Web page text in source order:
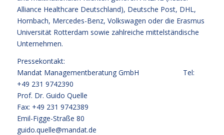
Alliance Healthcare Deutschland), Deutsche Post, DHL,
Hornbach, Mercedes-Benz, Volkswagen oder die Erasmus
Universität Rotterdam sowie zahlreiche mittelständische
Unternehmen.
Pressekontakt:
Mandat Managementberatung GmbH Tel:
+49 231 9742390
Prof. Dr. Guido Quelle
Fax: +49 231 9742389
Emil-Figge-Straße 80
guido.quelle@mandat.de